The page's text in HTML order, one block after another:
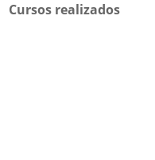
Cursos realizados